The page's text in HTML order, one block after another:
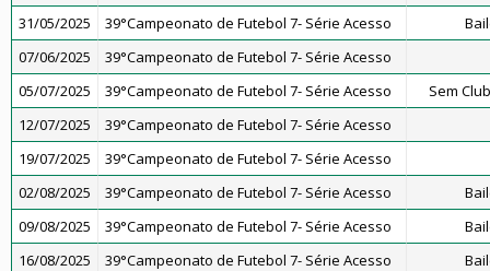
31/05/2025
39°Campeonato de Futebol 7- Série Acesso
07/06/2025
39°Campeonato de Futebol 7- Série Acesso
05/07/2025
39°Campeonato de Futebol 7- Série Acesso
Sem
12/07/2025
39°Campeonato de Futebol 7- Série Acesso
19/07/2025
39°Campeonato de Futebol 7- Série Acesso
02/08/2025
39°Campeonato de Futebol 7- Série Acesso
09/08/2025
39°Campeonato de Futebol 7- Série Acesso
16/08/2025
39°Campeonato de Futebol 7- Série Acesso